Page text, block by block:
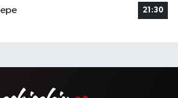
21:30